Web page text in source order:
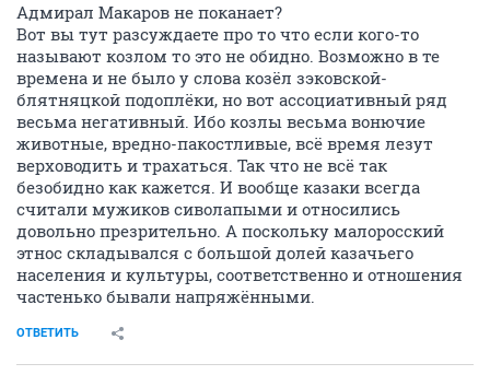
Адмирал Макаров не поканает?
Вот вы тут разсуждаете про то что если кого-то
называют козлом то это не обидно. Возможно в те
времена и не было у слова козёл зэковской-
блятняцкой подоплёки, но вот ассоциативный ряд
весьма негативный. Ибо козлы весьма вонючие
животные, вредно-пакостливые, всё время лезут
верховодить и трахаться. Так что не всё так
безобидно как кажется. И вообще казаки всегда
считали мужиков сиволапыми и относились
довольно презрительно. А поскольку малоросский
этнос складывался с большой долей казачьего
населения и культуры, соответственно и отношения
частенько бывали напряжёнными.
ОТВЕТИТЬ